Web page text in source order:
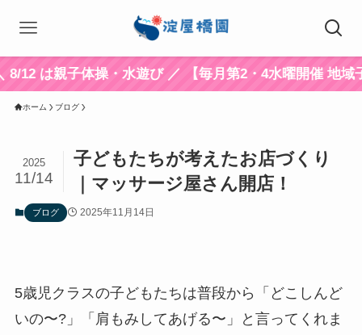
操・水遊び ／ 【毎月第2・4水曜開催 地域子育て支援
ホーム ブログ
子どもたちが考えたお店づくり
｜マッサージ屋さん開店！
2025
11/14
ブログ 2025年11月14日
5歳児クラスの子どもたちは普段から「どこしんど
いの〜?」「肩もみしてあげる〜」と言ってくれま